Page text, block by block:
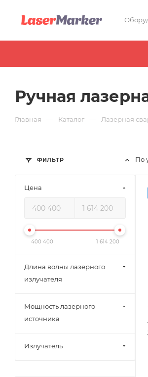
Ручная
Главная — Каталог — Лазерная
По
ФИЛЬТР
Цена
400 400 1 614 200
Длина волны лазерного
излучателя
Мощность лазерного
источника
Излучатель